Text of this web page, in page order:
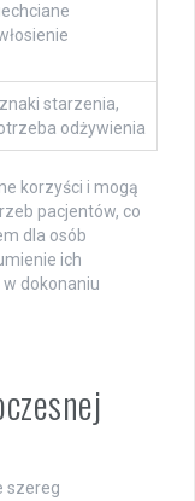
starzenia,
odżywienia
korzyści i mogą
pacjentów, co
dla osób
ich
dokonaniu
szereg